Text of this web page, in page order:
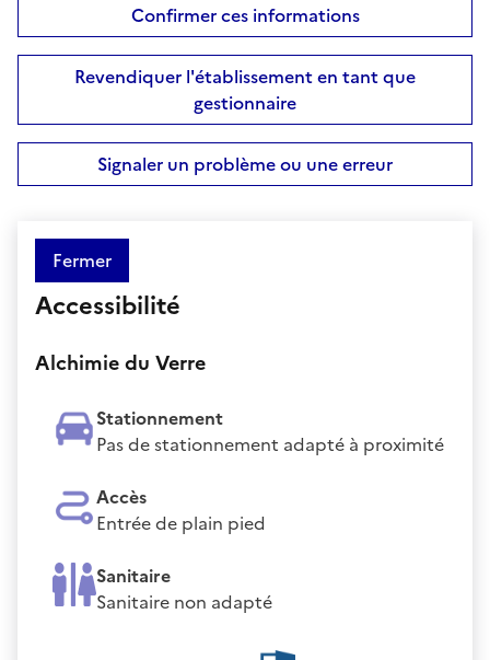
Confirmer ces informations
Revendiquer l'établissement en tant que
gestionnaire
Signaler un problème ou une erreur
Fermer
Accessibilité
Alchimie du Verre
Stationnement
Pas de stationnement adapté à proximité
Accès
Entrée de plain pied
Sanitaire
Sanitaire non adapté